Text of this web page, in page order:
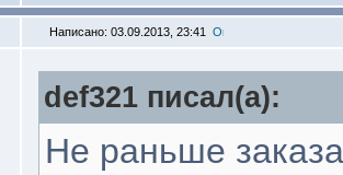
Написано: 03.09.2013, 23:41
def321 писал(a):
Не раньше